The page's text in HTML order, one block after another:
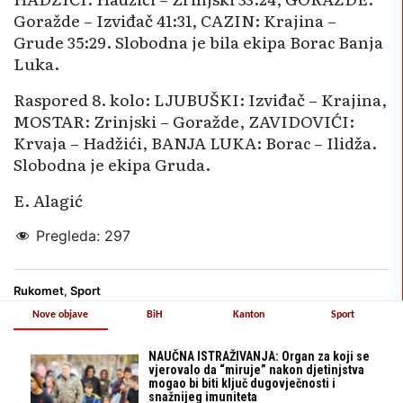
Goražde – Izviđač 41:31, CAZIN: Krajina –
Grude 35:29. Slobodna je bila ekipa Borac Banja
Luka.
Raspored 8. kolo: LJUBUŠKI: Izviđač – Krajina,
MOSTAR: Zrinjski – Goražde, ZAVIDOVIĆI:
Krvaja – Hadžići, BANJA LUKA: Borac – Ilidža.
Slobodna je ekipa Gruda.
E. Alagić
Pregleda: 297
Rukomet, Sport
Nove objave
NAUČNA ISTRAŽIVANJA: Organ za koji se
vjerovalo da “miruje” nakon djetinjstva
mogao bi biti ključ dugovječnosti i
snažnijeg imuniteta
BiH Kanton Sport